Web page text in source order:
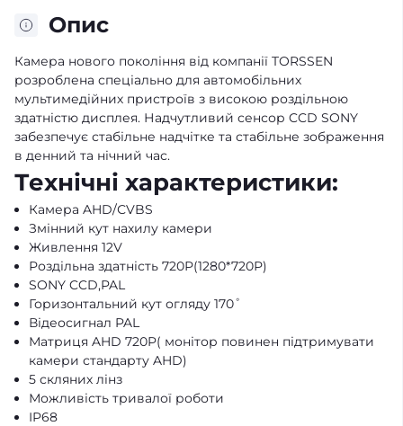
Опис
Камера нового покоління від компанії TORSSEN
розроблена спеціально для автомобільних
мультимедійних пристроїв з високою роздільною
здатністю дисплея. Надчутливий сенсор CCD SONY
забезпечує стабільне надчітке та стабільне зображення
в денний та нічний час.
Технічні характеристики:
Камера AHD/СVBS
Змінний кут нахилу камери
Живлення 12V
Роздільна здатність 720Р(1280*720Р)
SONY CCD,PAL
Горизонтальний кут огляду 170˚
Відеосигнал PAL
Матриця AHD 720P( монітор повинен підтримувати
камери стандарту AHD)
5 скляних лінз
Можливість тривалої роботи
IP68